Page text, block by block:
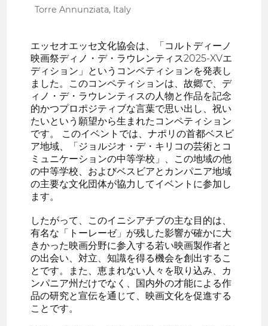
Torre Annunziata, Italy
エッセオエッセ文化協会は、「コルトディーノ
映画祭ディノ・デ・ラウレンティス2025-XVエ
ディション」というコンペティションを発表し
ました。このコンペティションは、故郷で、デ
ィノ・デ・ラウレンティスの人物と作品を記念
的かつプロポジティブな言葉で思い出し、祝い
たいという願望から生まれたコンペティション
です。 このイベントでは、ナポリの首都ベスビ
ア地域、「ジョルジオ・デ・キリコの芸術とコ
ミュニケーションの中等学校」、この地域の他
の中等学校、およびベスビアとカンパニア地域
の主要な文化団体が協力してイベントに参加し
ます。
したがって、このイニシアチブの主な目的は、
有名な「トーレーゼ」が残した影響が確かに大
きかった映画分野に参入する若い映画製作者と
の出会い、対立、知識を得る機会を創出するこ
とです。また、恵まれない人々を取り込み、カ
ンパニア州だけでなく、国内外の才能による作
品の研究と宣伝を通じて、映画文化を促進する
ことです。